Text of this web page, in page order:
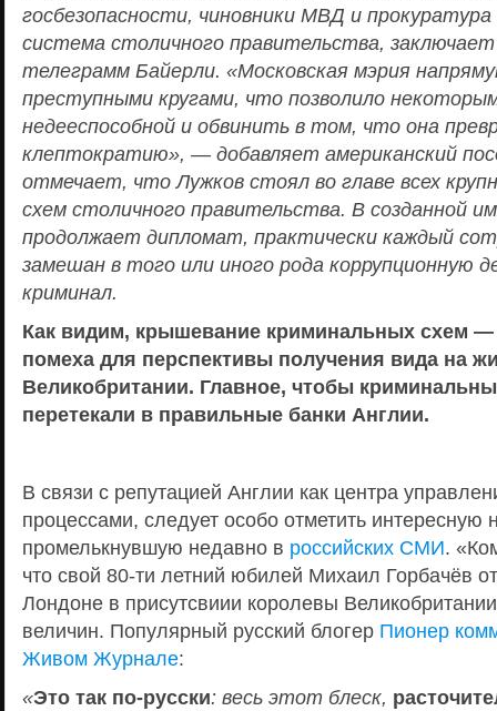
госбезопасности, чиновники МВД и
система столичного правительства, заключает
телеграмм Байерли. «Московская мэрия
преступными кругами, что позволило
недееспособной и обвинить в том, что она
клептократию», — добавляет американский
отмечает, что Лужков стоял во главе всех
схем столичного правительства. В созданной
продолжает дипломат, практически каждый
замешан в того или иного рода коррупционную
криминал.
Как видим, крышевание криминальных схем
помеха для перспективы получения вида на
Великобритании. Главное, чтобы
перетекали в правильные банки Англии.
В связи с репутацией Англии как центра
процессами, следует особо отметить интересную
промелькнувшую недавно в российских СМИ.
что свой 80-ти летний юбилей Михаил Горбачёв
Лондоне в присутсвиии королевы
величин. Популярный русский блогер Пионер
Живом Журнале:
«Это так по-русски: весь этот блеск,